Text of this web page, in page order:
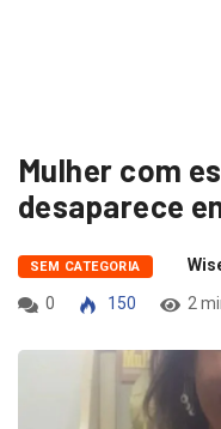
Mulher com
desaparece
SEM CATEGORIA
0
150 2